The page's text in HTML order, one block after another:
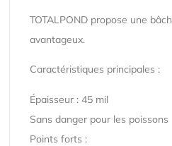
TOTALPOND propose une
avantageux.
Caractéristiques principales :
Épaisseur : 45 mil
Sans danger pour les poissons
Points forts :